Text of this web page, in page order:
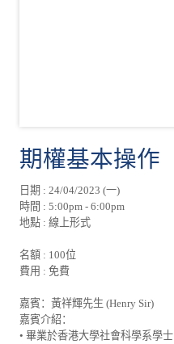
期權基本操作
日期 : 24/04/2023 (一)
時間 : 5:00pm - 6:00pm
地點 : 線上形式
名額 : 100位
費用 : 免費
嘉賓：黃祥輝先生 (Henry Sir)
嘉賓介紹：
• 畢業於香港大學社會科學系學士